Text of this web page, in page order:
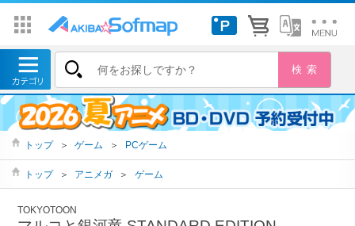
トップ ＞ ゲーム ＞ PCゲーム
トップ ＞ アニメガ ＞ ゲーム
TOKYOTOON